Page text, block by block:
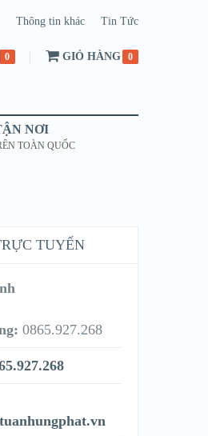
Thông tin khác Tin Tức
0 GIỎ HÀNG 0
NƠI
TOÀN QUỐC
TUYẾN
0865.927.268